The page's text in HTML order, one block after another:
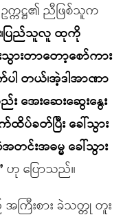
က္ကဋ္ဌ၏ ညီဖြစ်သူက
ပြည်သူလူ ထုကို
သွားတာတော့စော်ကား
ါ တယ်၊အဲ့ဒါအာဏာ
အေးဆေးဆွေးနွေး
ထိပ်ခတ်ပြီး ခေါ်သွား
အတင်းအဓမ္မ ခေါ်သွား
ဟု ပြောသည်။
ြီးစား ခဲသတ္တု တူး